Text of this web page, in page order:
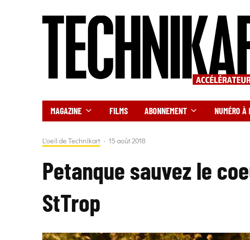
MAGAZINE FILMS ABONNEMENT NUMÉRO À
L'oeil de Technikart · 15 août 2018
Petanque sauvez le
StTrop